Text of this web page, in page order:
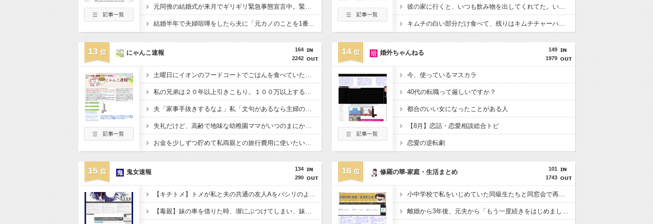
元同僚の結婚式が来月でギリギリ緊急事態宣言中。緊急事態宣言中に決行して遠方のゲストも呼ぶと聞いてこいつもしかして常識無い？とげんなりしつつある
結婚半年で夫婦喧嘩をしたら夫に「元カノのことを1番愛している。彼女に比べたら10%ほどしか君を愛していない。親を喜ばせたいから結婚した」と言われた
彼の家に行くと、いつも飲み物を出してくれてた。いつもコーヒーをお願いしてたんだけど、なんかそのコーヒーって妙な匂いがしてたんだよね…その原因を知ってドン…
キムチの白い部分だけ食べて、残りはキムチチャーハンにしてるんだけど、友達に「失礼だよ！」って怒られた
13
164
2242
にゃんこ速報
土曜日にイオンのフードコートでごはんを食べていたら、隣の席の家族がリンガーハットのちゃんぽん一杯を３人で分けて食べはじめた。誰にも迷惑はかけてないけどなんかモヤモヤ。
私の兄弟は２０年以上引きこもり。１００万以上する趣味の物を買わないと包丁で親を脅し、仕事の事なんて言ったら◯してやると大暴れ。最近の事件が本当に他人事じゃない。胃が痛い。
夫「家事手抜きするなよ」私「文句があるなら主婦の年収を支払ってから言え」夫「わかった。払うから家事しっかりやって」望むところだと啖呵を切ったけど、冷静に計算して後悔・・・
失礼だけど、高齢で地味な幼稚園ママがいつのまにか２人目妊娠しててモヤモヤする。うちは一人っ子確定なのに。旦那さんは年下で小綺麗なイケメン風で夫婦ラブラブだったのも意外。
お金を少しずつ貯めて私両親との旅行費用に使いたいんだけど、夫が「俺両親にも同じようにしてほしい」と言い出した。私の稼ぎをなぜ義両親に使わなきゃいけないのかが理解できない。
14
149
1979
婚外ちゃんねる
今、使っているマスカラ
40代の転職って厳しいですか？
都合のいい女になったことがある人
【8月】恋話・恋愛相談総合トピ
恋愛の逆転劇
15
134
290
鬼女速報
【キチトメ】トメが私と夫の共通の友人Aをパシリのように扱っていたことが発覚し・・・
【毒親】妹の車を借りた時、塀にぶつけてしまい、妹が凹んで泣きそうになっていたので…私「修理代出すね」母「そんなものいいから、お前の乗ってる車すぐに寄越せ！！」
16
101
1743
修羅の華-家庭・生活まとめ
小中学校で私をいじめていた同級生たちと同窓会で再会した。有名大学での生活や彼氏の話をしたら気まずそうに…
離婚から3年後、元夫から「もう一度続きをはじめましょう」とメールが届いた。やり直す新婚旅行には元夫の両親も同行するそうで…